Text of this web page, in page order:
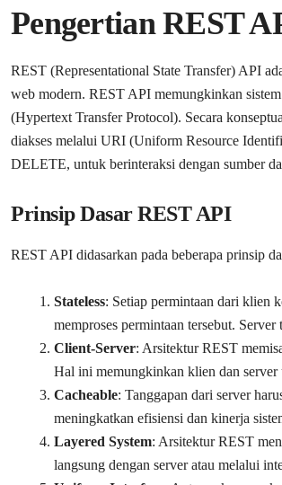
Pengertian REST
REST (Representational State Transfer) API
web modern. REST API memungkinkan
(Hypertext Transfer Protocol). Secara
diakses melalui URI (Uniform Resource
DELETE, untuk berinteraksi dengan sumber
Prinsip Dasar REST API
REST API didasarkan pada beberapa prinsip
Stateless: Setiap permintaan dari klien
memproses permintaan tersebut.
Client-Server: Arsitektur REST
Hal ini memungkinkan klien dan server
Cacheable: Tanggapan dari server
meningkatkan efisiensi dan kinerja
Layered System: Arsitektur REST
langsung dengan server atau melalui